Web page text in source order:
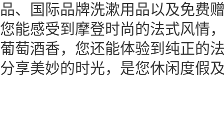
品、国际品牌洗漱用品以及免费
您能感受到摩登时尚的法式风情
葡萄酒香，您还能体验到纯正的
分享美妙的时光，是您休闲度假